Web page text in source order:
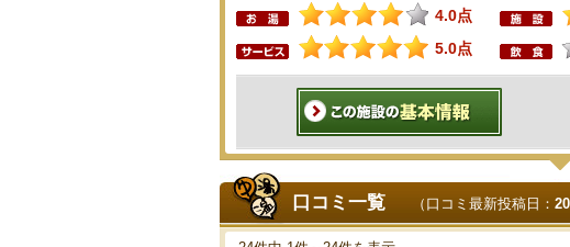
4.0点
5.0点
口コミ一覧 （口コミ最新投稿日：